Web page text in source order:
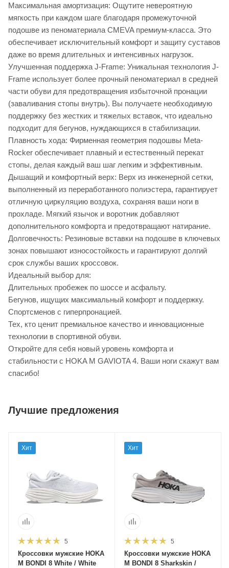
Максимальная амортизация: Ощутите невероятную
мягкость при каждом шаге благодаря промежуточной
подошве из пеноматериала CMEVA премиум-класса. Это
обеспечивает исключительный комфорт и защиту суставов
даже во время длительных и интенсивных нагрузок.
Улучшенная поддержка J-Frame: Уникальная технология J-
Frame использует более прочный пеноматериал в средней
части обуви для предотвращения избыточной пронации
(заваливания стопы внутрь). Вы получаете необходимую
поддержку без жестких и тяжелых вставок, что идеально
подходит для бегунов, нуждающихся в стабилизации.
Плавность хода: Фирменная геометрия подошвы Meta-
Rocker обеспечивает плавный и естественный перекат
стопы, делая каждый ваш шаг легким и эффективным.
Дышащий и комфортный верх: Верх из инженерной сетки,
выполненный из переработанного полиэстера, гарантирует
отличную циркуляцию воздуха, сохраняя ваши ноги в
прохладе. Мягкий язычок и воротник добавляют
дополнительного комфорта и предотвращают натирание.
Долговечность: Резиновые вставки на подошве в ключевых
зонах повышают износостойкость и гарантируют долгий
срок службы ваших кроссовок.
Идеальный выбор для:
Длительных пробежек по шоссе и асфальту.
Бегунов, ищущих максимальный комфорт и поддержку.
Спортсменов с гиперпронацией.
Тех, кто ценит премиальное качество и инновационные
технологии в спортивной обуви.
Откройте для себя новый уровень комфорта и
стабильности с HOKA M GAVIOTA 4. Ваши ноги скажут вам
спасибо!
Лучшие предложения
Хит
5
Кроссовки мужские HOKA
M BONDI 8 White / White
Хит
5
Кроссовки мужские HOKA
M BONDI 8 Sharkskin /